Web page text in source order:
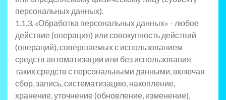
персональных данных).
1.1.3. «Обработка персональных данных» - любое
действие (операция) или совокупность действий
(операций), совершаемых с использованием
средств автоматизации или без использования
таких средств с персональными данными, включая
сбор, запись, систематизацию, накопление,
хранение, уточнение (обновление, изменение),